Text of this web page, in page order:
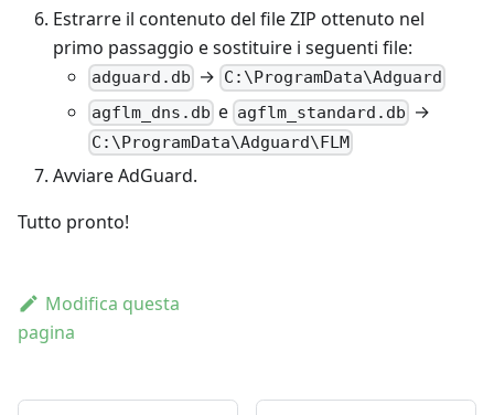
Estrarre il contenuto del file ZIP ottenuto nel
primo passaggio e sostituire i seguenti file:
adguard.db → C:\ProgramData\Adguard
agflm_dns.db e agflm_standard.db →
C:\ProgramData\Adguard\FLM
Avviare AdGuard.
Tutto pronto!
Modifica questa
pagina